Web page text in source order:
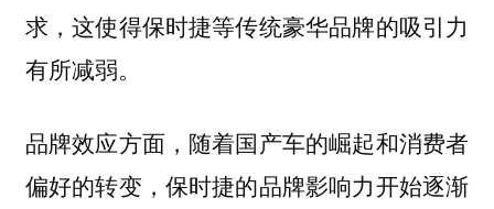
求，这使得保时捷等传统豪华品牌的吸引力
有所减弱。
品牌效应方面，随着国产车的崛起和消费者
偏好的转变，保时捷的品牌影响力开始逐渐